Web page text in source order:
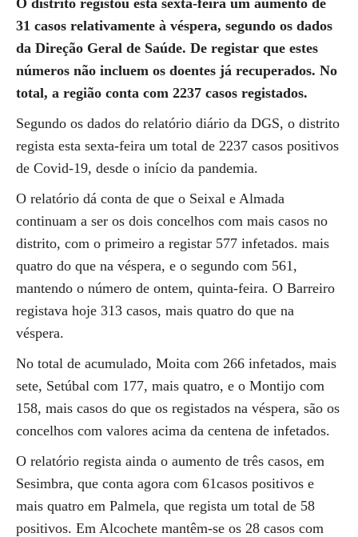
O distrito registou esta sexta-feira um aumento de
31 casos relativamente à véspera, segundo os dados
da Direção Geral de Saúde. De registar que estes
números não incluem os doentes já recuperados. No
total, a região conta com 2237 casos registados.
Segundo os dados do relatório diário da DGS, o distrito
regista esta sexta-feira um total de 2237 casos positivos
de Covid-19, desde o início da pandemia.
O relatório dá conta de que o Seixal e Almada
continuam a ser os dois concelhos com mais casos no
distrito, com o primeiro a registar 577 infetados. mais
quatro do que na véspera, e o segundo com 561,
mantendo o número de ontem, quinta-feira. O Barreiro
registava hoje 313 casos, mais quatro do que na
véspera.
No total de acumulado, Moita com 266 infetados, mais
sete, Setúbal com 177, mais quatro, e o Montijo com
158, mais casos do que os registados na véspera, são os
concelhos com valores acima da centena de infetados.
O relatório regista ainda o aumento de três casos, em
Sesimbra, que conta agora com 61casos positivos e
mais quatro em Palmela, que regista um total de 58
positivos. Em Alcochete mantêm-se os 28 casos com